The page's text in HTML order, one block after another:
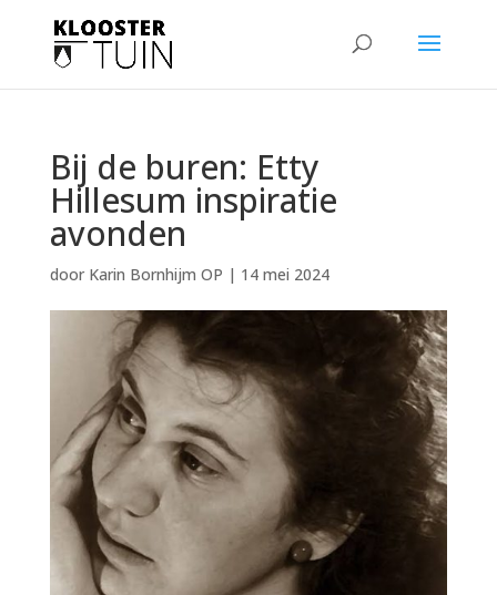
Bij de buren: Etty
Hillesum inspiratie
avonden
door Karin Bornhijm OP | 14 mei 2024